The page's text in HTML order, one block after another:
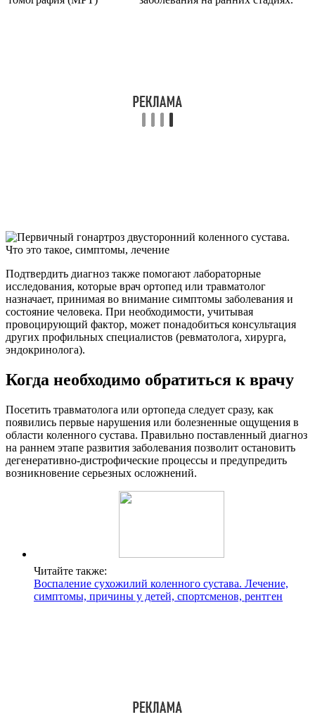
Подтвердить диагноз также помогают лабораторные
исследования, которые врач ортопед или травматолог
назначает, принимая во внимание симптомы заболевания и
состояние человека. При необходимости, учитывая
провоцирующий фактор, может понадобиться консультация
других профильных специалистов (ревматолога, хирурга,
эндокринолога).
Когда необходимо обратиться к врачу
Посетить травматолога или ортопеда следует сразу, как
появились первые нарушения или болезненные ощущения в
области коленного сустава. Правильно поставленный диагноз
на раннем этапе развития заболевания позволит остановить
дегенеративно-дистрофические процессы и предупредить
возникновение серьезных осложнений.
Читайте также:
Воспаление сухожилий коленного сустава. Лечение,
симптомы, причины у детей, спортсменов, рентген